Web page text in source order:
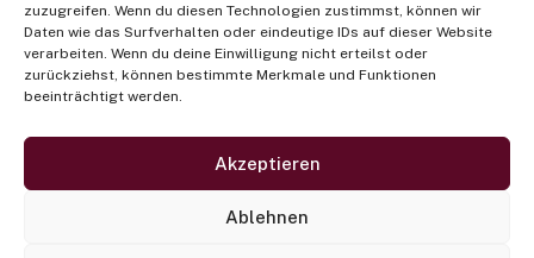
zuzugreifen. Wenn du diesen Technologien zustimmst, können wir
Daten wie das Surfverhalten oder eindeutige IDs auf dieser Website
verarbeiten. Wenn du deine Einwilligung nicht erteilst oder
zurückziehst, können bestimmte Merkmale und Funktionen
beeinträchtigt werden.
Akzeptieren
Ablehnen
Telefon +49 (0) 30 400 372 122
(Mo-Fr 9-13 Uhr)
Newsletter abonnieren
SCHREIBEN SIE UNS EINE EMAIL
projektbuero@cts-berlin.org